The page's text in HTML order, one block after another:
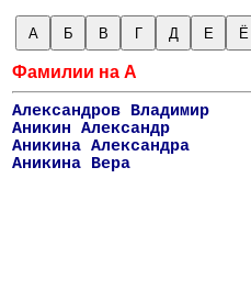
А Б В Г Д Е Ё
Фамилии на А
Александров Владимир
Аникин Александр
Аникина Александра
Аникина Вера